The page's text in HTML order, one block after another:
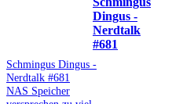
Dingus -
Nerdtalk
#681
Schmingus Dingus -
Nerdtalk #681
NAS Speicher